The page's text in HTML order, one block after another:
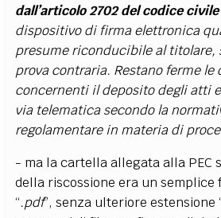
dall’articolo 2702 del codice civile
dispositivo di firma elettronica
presume riconducibile al titolare,
prova contraria. Restano ferme
concernenti il deposito degli atti
via telematica secondo la
regolamentare in materia di
- ma la cartella allegata alla PEC
della riscossione era un semplice
“.pdf”, senza ulteriore estensione